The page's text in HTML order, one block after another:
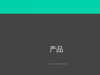
产品